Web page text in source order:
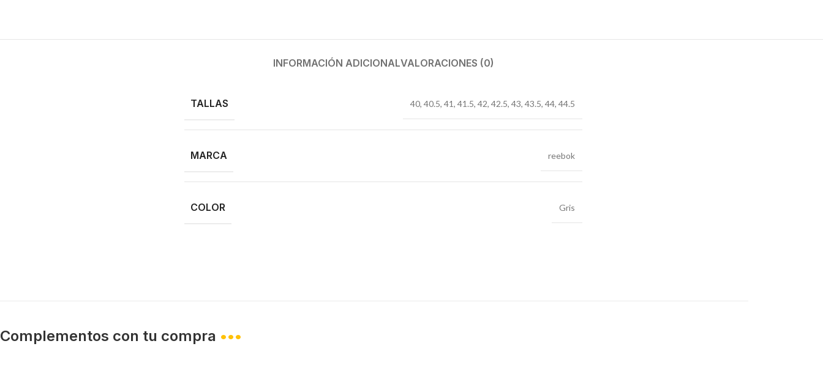
INFORMACIÓN ADICIONALVALORACIONES (0)
TALLAS 40, 40.5, 41, 41.5, 42, 42.5, 43, 43.5, 44, 44.5
MARCA reebok
COLOR Gris
Complementos con tu compra •••